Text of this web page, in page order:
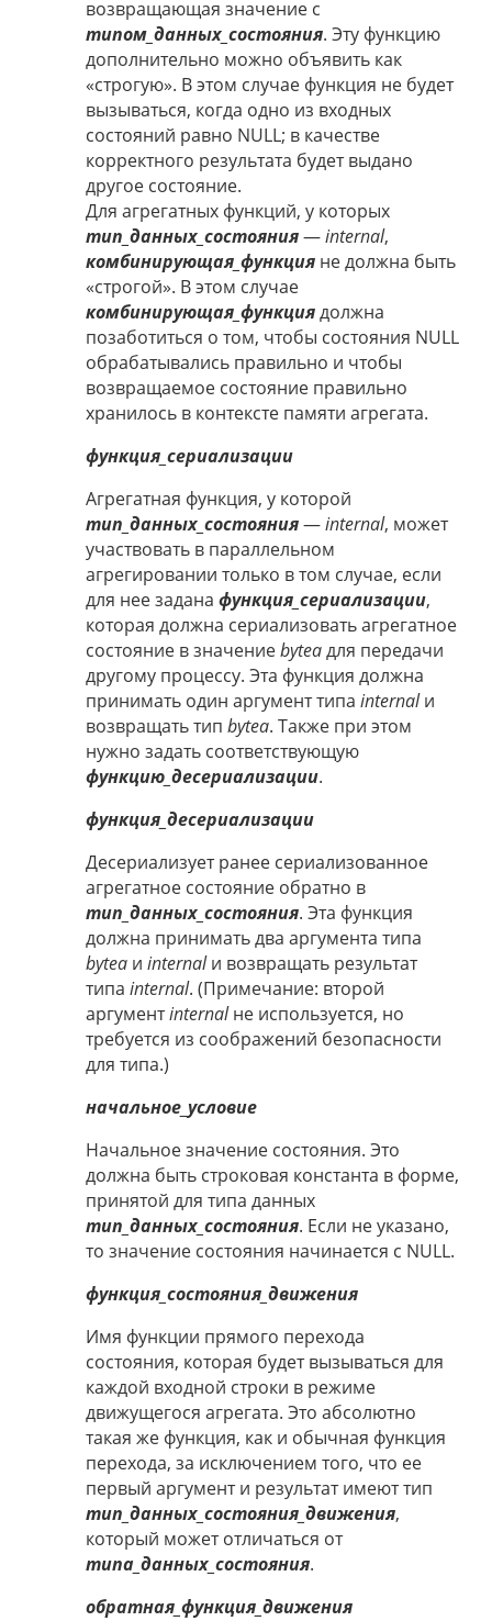
возвращающая значение с
типом_данных_состояния. Эту функцию
дополнительно можно объявить как
«строгую». В этом случае функция не будет
вызываться, когда одно из входных
состояний равно NULL; в качестве
корректного результата будет выдано
другое состояние.
Для агрегатных функций, у которых
тип_данных_состояния—internal,
комбинирующая_функция не должна быть
«строгой». В этом случае
комбинирующая_функциядолжна
позаботиться о том, чтобы состояния NULL
обрабатывались правильно и чтобы
возвращаемое состояние правильно
хранилось в контексте памяти агрегата.
функция_сериализации
Агрегатная функция, у которой
тип_данных_состояния—internal, может
участвовать в параллельном
агрегировании только в том случае, если
для нее задана функция_сериализации,
которая должна сериализовать агрегатное
состояние в значениеbyteaдля передачи
другому процессу. Эта функция должна
принимать один аргумент типа internalи
возвращать тип bytea. Также при этом
нужно задать соответствующую
функцию_десериализации.
функция_десериализации
Десериализует ранее сериализованное
агрегатное состояние обратно в
тип_данных_состояния. Эта функция
должна принимать два аргумента типа
bytea и internalи возвращать результат
типа internal. (Примечание: второй
аргументinternalне используется, но
требуется из соображений безопасности
для типа.)
начальное_условие
Начальное значение состояния. Это
должна быть строковая константа в форме,
принятой для типа данных
тип_данных_состояния. Если не указано,
то значение состояния начинается с NULL.
функция_состояния_движения
Имя функции прямого перехода
состояния, которая будет вызываться для
каждой входной строки в режиме
движущегося агрегата. Это абсолютно
такая же функция, как и обычная функция
перехода, за исключением того, что ее
первый аргумент и результат имеют тип
тип_данных_состояния_движения,
который может отличаться от
типа_данных_состояния.
обратная_функция_движения